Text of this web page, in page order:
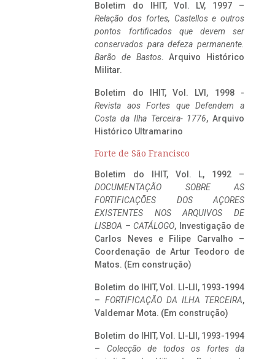
Boletim do IHIT, Vol. LV, 1997 –
Relação dos fortes, Castellos e outros
pontos fortificados que devem ser
conservados para defeza permanente.
Barão de Bastos. Arquivo Histórico
Militar.
Boletim do IHIT, Vol. LVI, 1998 -
Revista aos Fortes que Defendem a
Costa da Ilha Terceira- 1776, Arquivo
Histórico Ultramarino
Forte de São Francisco
Boletim do IHIT, Vol. L, 1992 –
DOCUMENTAÇÃO SOBRE AS
FORTIFICAÇÕES DOS AÇORES
EXISTENTES NOS ARQUIVOS DE
LISBOA – CATÁLOGO, Investigação de
Carlos Neves e Filipe Carvalho –
Coordenação de Artur Teodoro de
Matos. (Em construção)
Boletim do IHIT, Vol. LI-LII, 1993-1994
– FORTIFICAÇÃO DA ILHA TERCEIRA,
Valdemar Mota. (Em construção)
Boletim do IHIT, Vol. LI-LII, 1993-1994
– Colecção de todos os fortes da